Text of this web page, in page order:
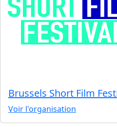
Brussels Short Film
Voir l'organisation